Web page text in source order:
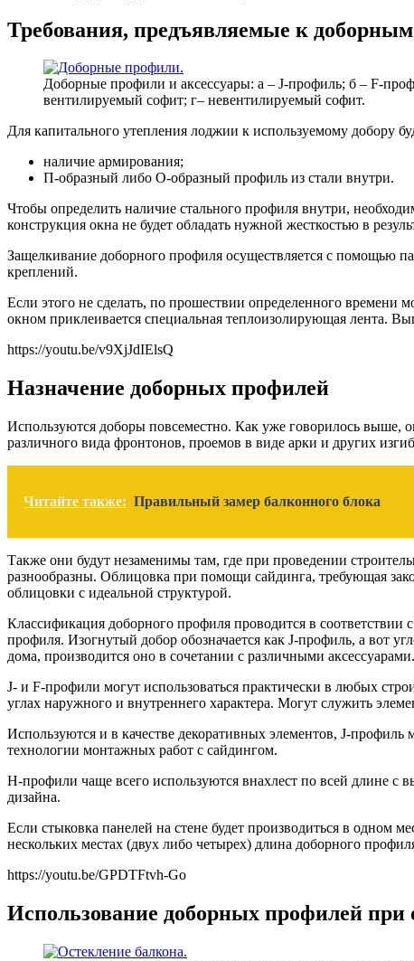
Требования, предъявляемые к
Доборные профили и аксессуары: а – J-профиль; б – F-
вентилируемый софит; г– невентилируемый софит.
Для капитального утепления лоджии к используемому добору
наличие армирования;
П-образный либо О-образный профиль из стали внутри.
Чтобы определить наличие стального профиля внутри,
конструкция окна не будет обладать нужной жесткостью в
Защелкивание доборного профиля осуществляется с помощью
креплений.
Если этого не сделать, по прошествии определенного времени
окном приклеивается специальная теплоизолирующая лента.
https://youtu.be/v9XjJdIElsQ
Назначение доборных профилей
Используются доборы повсеместно. Как уже говорилось выше,
различного вида фронтонов, проемов в виде арки и других
Читайте также: Правильный замер балконного блока
Также они будут незаменимы там, где при проведении
разнообразны. Облицовка при помощи сайдинга, требующая
облицовки с идеальной структурой.
Классификация доборного профиля проводится в
профиля. Изогнутый добор обозначается как J-профиль, а вот
дома, производится оно в сочетании с различными аксессуарами.
J- и F-профили могут использоваться практически в любых
углах наружного и внутреннего характера. Могут служить
Используются и в качестве декоративных элементов, J-
технологии монтажных работ с сайдингом.
Н-профили чаще всего используются внахлест по всей длине
дизайна.
Если стыковка панелей на стене будет производиться в одном
нескольких местах (двух либо четырех) длина доборного
https://youtu.be/GPDTFtvh-Go
Использование доборных профилей при